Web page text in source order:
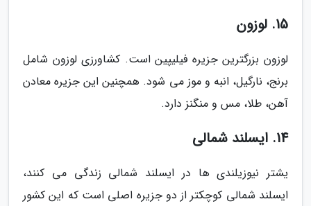
15. لوزون
لوزون بزرگترین جزیره فیلیپین است. کشاورزی لوزون شامل
برنج، نارگیل، انبه و موز می شود. همچنین این جزیره معادن
آهن، طلا، مس و منگنز دارد.
14. ایسلند شمالی
یشتر نیوزیلندی ها در ایسلند شمالی زندگی می کنند،
ایسلند شمالی کوچکتر از دو جزیره اصلی است که این کشور